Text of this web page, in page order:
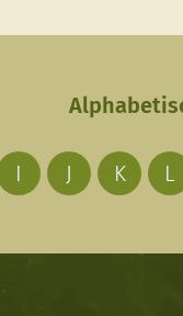
I J K L